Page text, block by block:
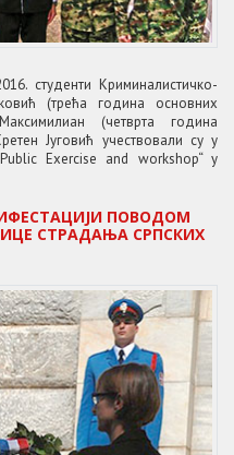
студенти Криминалистичко-
(трећа година основних
(четврта година
Југовић учествовали су у
Exercise and workshop“ у
ПОВОДОМ
СТРАДАЊА СРПСКИХ